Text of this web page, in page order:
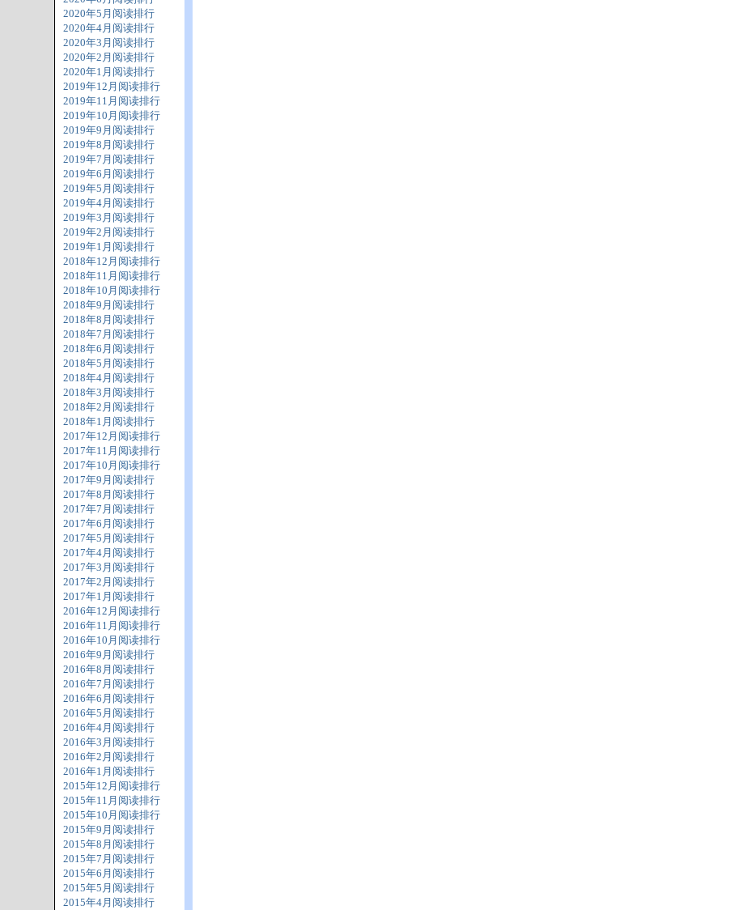
2020年5月阅读排行
2020年4月阅读排行
2020年3月阅读排行
2020年2月阅读排行
2020年1月阅读排行
2019年12月阅读排行
2019年11月阅读排行
2019年10月阅读排行
2019年9月阅读排行
2019年8月阅读排行
2019年7月阅读排行
2019年6月阅读排行
2019年5月阅读排行
2019年4月阅读排行
2019年3月阅读排行
2019年2月阅读排行
2019年1月阅读排行
2018年12月阅读排行
2018年11月阅读排行
2018年10月阅读排行
2018年9月阅读排行
2018年8月阅读排行
2018年7月阅读排行
2018年6月阅读排行
2018年5月阅读排行
2018年4月阅读排行
2018年3月阅读排行
2018年2月阅读排行
2018年1月阅读排行
2017年12月阅读排行
2017年11月阅读排行
2017年10月阅读排行
2017年9月阅读排行
2017年8月阅读排行
2017年7月阅读排行
2017年6月阅读排行
2017年5月阅读排行
2017年4月阅读排行
2017年3月阅读排行
2017年2月阅读排行
2017年1月阅读排行
2016年12月阅读排行
2016年11月阅读排行
2016年10月阅读排行
2016年9月阅读排行
2016年8月阅读排行
2016年7月阅读排行
2016年6月阅读排行
2016年5月阅读排行
2016年4月阅读排行
2016年3月阅读排行
2016年2月阅读排行
2016年1月阅读排行
2015年12月阅读排行
2015年11月阅读排行
2015年10月阅读排行
2015年9月阅读排行
2015年8月阅读排行
2015年7月阅读排行
2015年6月阅读排行
2015年5月阅读排行
2015年4月阅读排行